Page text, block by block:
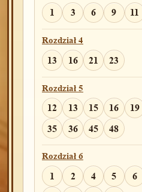
Rozdział 14
1 5 6 7 8
Rozdział 15
1 13 15 18
Rozdział 16
3 4 5 6
Rozdział 17
11 17 21 23 26
1 3 6 9 11
Rozdział 4
13 16 21 23
Rozdział 5
12 13 15 16 19
35
36 45 48
Rozdział 6
1 2 4 5 6